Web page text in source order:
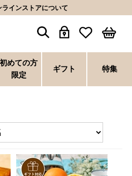
インストアについて
初めての方
限定
ギフト 特集